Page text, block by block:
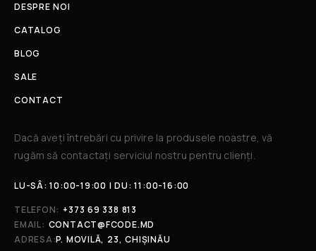
DESPRE NOI
CATALOG
BLOG
SALE
CONTACT
Dacă aveți întrebări cu privire la produsele noastre, vă
rugăm să contactați serviciul nostru pentru clienți.​
LU-SÂ: 10:00-19:00 | DU: 11:00-16:00
TELEFON: +373 69 338 813
EMAIL: CONTACT@FCODE.MD
ADRESA:P. MOVILĂ, 23, CHIȘINĂU